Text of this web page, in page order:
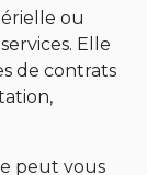
ou
Elle
de contrats
peut vous